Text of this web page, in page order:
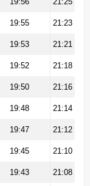
19:55 21:23
19:53 21:21
19:52 21:18
19:50 21:16
19:48 21:14
19:47 21:12
19:45 21:10
19:43 21:08